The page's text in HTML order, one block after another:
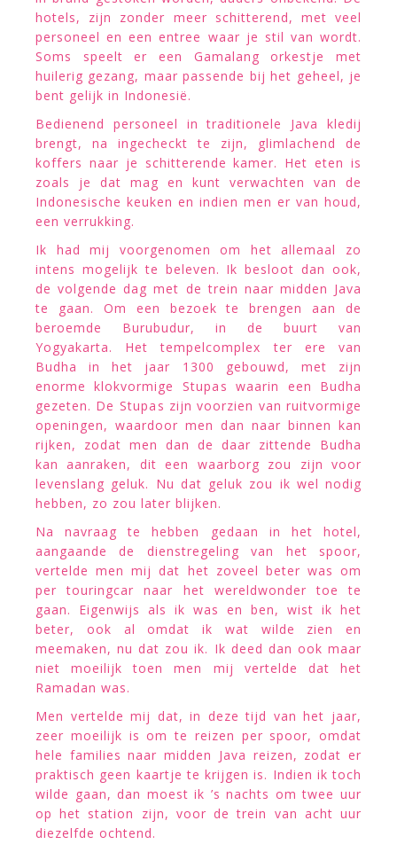
hotels, zijn zonder meer schitterend, met veel
personeel en een entree waar je stil van wordt.
Soms speelt er een Gamalang orkestje met
huilerig gezang, maar passende bij het geheel, je
bent gelijk in Indonesië.
Bedienend personeel in traditionele Java kledij
brengt, na ingecheckt te zijn, glimlachend de
koffers naar je schitterende kamer. Het eten is
zoals je dat mag en kunt verwachten van de
Indonesische keuken en indien men er van houd,
een verrukking.
Ik had mij voorgenomen om het allemaal zo
intens mogelijk te beleven. Ik besloot dan ook,
de volgende dag met de trein naar midden Java
te gaan. Om een bezoek te brengen aan de
beroemde Burubudur, in de buurt van
Yogyakarta. Het tempelcomplex ter ere van
Budha in het jaar 1300 gebouwd, met zijn
enorme klokvormige Stupas waarin een Budha
gezeten. De Stupas zijn voorzien van ruitvormige
openingen, waardoor men dan naar binnen kan
rijken, zodat men dan de daar zittende Budha
kan aanraken, dit een waarborg zou zijn voor
levenslang geluk. Nu dat geluk zou ik wel nodig
hebben, zo zou later blijken.
Na navraag te hebben gedaan in het hotel,
aangaande de dienstregeling van het spoor,
vertelde men mij dat het zoveel beter was om
per touringcar naar het wereldwonder toe te
gaan. Eigenwijs als ik was en ben, wist ik het
beter, ook al omdat ik wat wilde zien en
meemaken, nu dat zou ik. Ik deed dan ook maar
niet moeilijk toen men mij vertelde dat het
Ramadan was.
Men vertelde mij dat, in deze tijd van het jaar,
zeer moeilijk is om te reizen per spoor, omdat
hele families naar midden Java reizen, zodat er
praktisch geen kaartje te krijgen is. Indien ik toch
wilde gaan, dan moest ik ’s nachts om twee uur
op het station zijn, voor de trein van acht uur
diezelfde ochtend.